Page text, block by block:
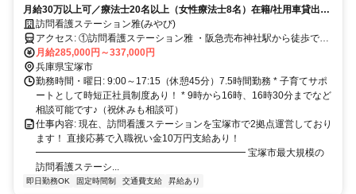
月給30万以上可／療法士20名以上（女性療法士8名）在籍/社用車貸出あ
り通勤に使用可能/キャリアアップも目指せる /入社祝い金10万円
訪問看護ステーション雅(みやび)
アクセス: ①訪問看護ステーション雅 ・阪急売布神社駅から徒歩で10
分 ・JR中山寺駅から徒歩で10分 ②訪問看護ステーション雅-仁川 ・
阪急今津線 小林駅から徒歩で18分 ・阪急今津線 仁川駅から徒歩で20
分
月給285,000円～337,000円
兵庫県宝塚市
勤務時間・曜日: 9:00～17:15（休憩45分）7.5時間勤務 * 子育てサポ
ートとして時短正社員制度あり！ * 9時から16時、16時30分までなど
相談可能です♪（祝休みも相談可）
仕事内容: 現在、訪問看護ステーションを宝塚市で2拠点運営しており
ます！ 直接応募で入職祝い金10万円支給あり！
━━━━━━━━━━━━━━━━━━━━━━ 宝塚市最大規模の
訪問看護ステーシ...
即日勤務OK 固定時間制 交通費支給 昇給あり